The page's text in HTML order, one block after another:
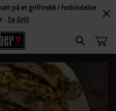
SEARCH
på et grilltrekk i forbindelse
- Se Grill